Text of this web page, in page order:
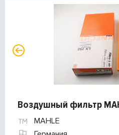
Воздушный фильтр
MAHLE